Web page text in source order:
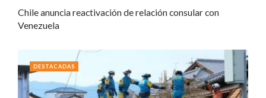
Chile anuncia reactivación de relación consular con
Venezuela
DESTACADAS